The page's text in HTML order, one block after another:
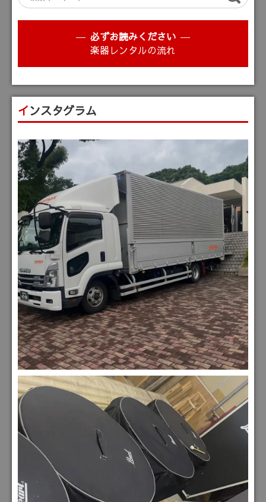
必ずお読みください
楽器レンタルの流れ
インスタグラム